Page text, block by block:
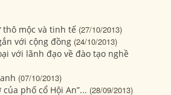
thô mộc và tinh tế (27/10/2013)
với cộng đồng (24/10/2013)
với lãnh đạo về đào tạo nghề
(07/10/2013)
phố cổ Hội An”... (28/09/2013)